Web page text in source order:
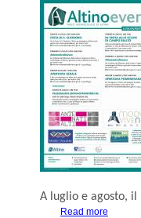
A luglio e agosto, il
Read more